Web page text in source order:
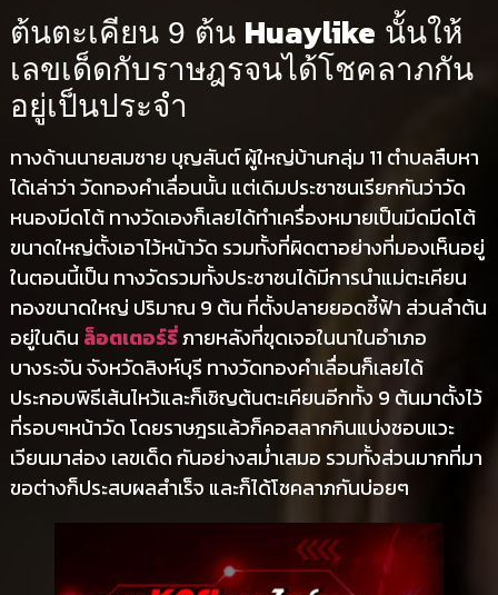
ต้นตะเคียน 9 ต้น Huaylike นั้นให้
เลขเด็ดกับราษฎรจนได้โชคลาภกัน
อยู่เป็นประจำ
ทางด้านนายสมชาย บุญสันต์ ผู้ใหญ่บ้านกลุ่ม 11 ตำบลสืบหา
ได้เล่าว่า วัดทองคำเลื่อนนั้น แต่เดิมประชาชนเรียกกันว่าวัด
หนองมีดโต้ ทางวัดเองก็เลยได้ทำเครื่องหมายเป็นมีดมีดโต้
ขนาดใหญ่ตั้งเอาไว้หน้าวัด รวมทั้งที่ผิดตาอย่างที่มองเห็นอยู่
ในตอนนี้เป็น ทางวัดรวมทั้งประชาชนได้มีการนำแม่ตะเคียน
ทองขนาดใหญ่ ปริมาณ 9 ต้น ที่ตั้งปลายยอดชี้ฟ้า ส่วนลำต้น
อยู่ในดิน ล็อตเตอร์รี่ภายหลังที่ขุดเจอในนาในอำเภอ
บางระจัน จังหวัดสิงห์บุรี ทางวัดทองคำเลื่อนก็เลยได้
ประกอบพิธีเส้นไหว้และก็เชิญต้นตะเคียนอีกทั้ง 9 ต้นมาตั้งไว้
ที่รอบๆหน้าวัด โดยราษฎรแล้วก็คอสลากกินแบ่งชอบแวะ
เวียนมาส่อง เลขเด็ด กันอย่างสม่ำเสมอ รวมทั้งส่วนมากที่มา
ขอต่างก็ประสบผลสำเร็จ และก็ได้โชคลาภกันบ่อยๆ